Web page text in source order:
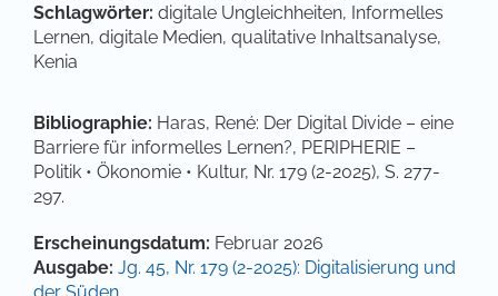
Schlagwörter: digitale Ungleichheiten, Informelles
Lernen, digitale Medien, qualitative Inhaltsanalyse,
Kenia
Bibliographie: Haras, René: Der Digital Divide – eine
Barriere für informelles Lernen?, PERIPHERIE –
Politik • Ökonomie • Kultur, Nr. 179 (2-2025), S. 277-
297.
Artikel-Details
Erscheinungsdatum: Februar 2026
Ausgabe: Jg. 45, Nr. 179 (2-2025): Digitalisierung und
der Süden